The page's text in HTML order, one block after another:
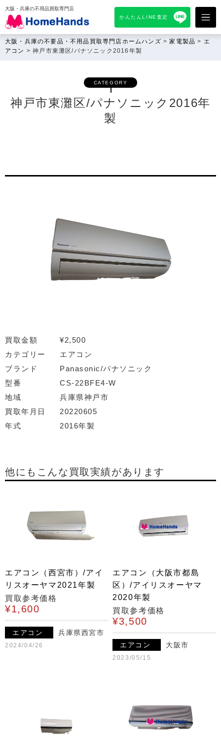
大阪・兵庫の不用品買取専門店
かんたんLINE査定
大阪・兵庫の不要品・不用品買取専門店ホームハンズ >家電製品 > エ
アコン >神戸市東灘区/パナソニック2016年製
CATEGORY
神戸市東灘区/パナソニック2016年
製
買取金額
¥2,500
カテゴリー
エアコン
ブランド
Panasonic/パナソニック
型番
CS-22BFE4-W
地域
兵庫県神戸市
買取年月日
20220605
年式
2016年製
他にもこんな買取実績があります
エアコン（西宮市）/アイ
リスオーヤマ2021年製
買取参考価格
¥1,600
エアコン 兵庫県西宮市
2024/04/26
エアコン（大阪市都島
区）/アイリスオーヤマ
2020年製
買取参考価格
¥3,500
エアコン 大阪市
2023/05/15